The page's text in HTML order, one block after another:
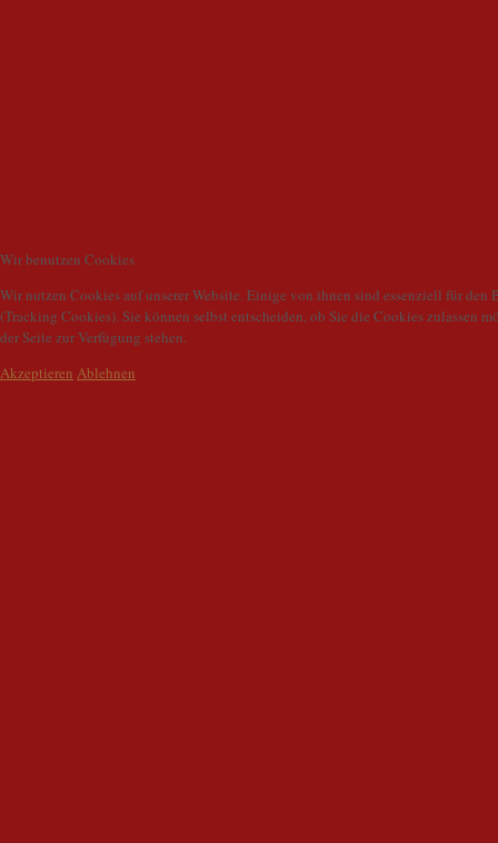
Wir benutzen Cookies
Wir nutzen Cookies auf unserer Website. Einige von ihnen sind essenziell für den
(Tracking Cookies). Sie können selbst entscheiden, ob Sie die Cookies
der Seite zur Verfügung stehen.
Akzeptieren Ablehnen